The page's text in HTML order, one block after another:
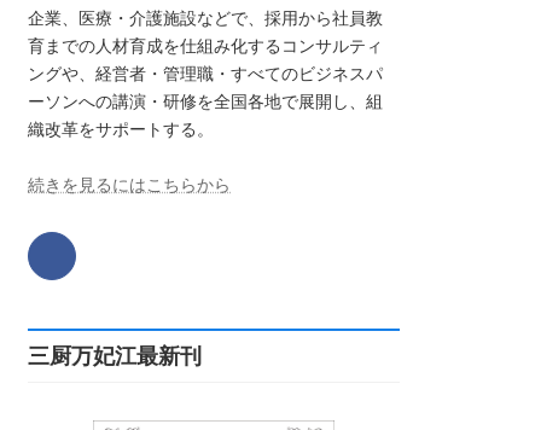
企業、医療・介護施設などで、採用から社員教
育までの人材育成を仕組み化するコンサルティ
ングや、経営者・管理職・すべてのビジネスパ
ーソンへの講演・研修を全国各地で展開し、組
織改革をサポートする。
続きを見るにはこちらから
三厨万妃江最新刊